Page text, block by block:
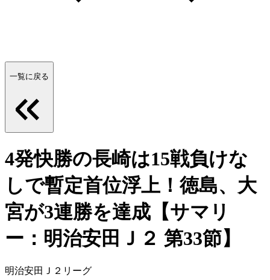
一覧に戻る
4発快勝の長崎は15戦負けな
しで暫定首位浮上！徳島、大
宮が3連勝を達成【サマリ
ー：明治安田Ｊ２ 第33節】
明治安田Ｊ２リーグ